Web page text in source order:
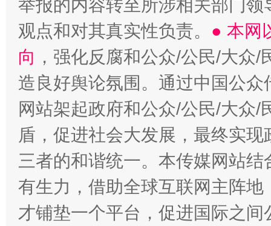
举报的内容转至所涉相关部门
观点和对其真实性负责。 ● 本网
向 ，强化反腐和公众/公民/大众
造良好舆论氛围。通过中国公
网站架起政府和公众/公民/大众
盾，促进社会大发展，最终实
三者的和谐统一。本传媒网站
有生力，借助全球互联网主阵
才铺垫一个平台，促进国际之